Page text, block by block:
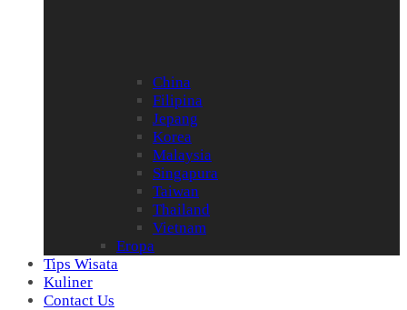
China
Filipina
Jepang
Korea
Malaysia
Singapura
Taiwan
Thailand
Vietnam
Eropa
Tips Wisata
Kuliner
Contact Us